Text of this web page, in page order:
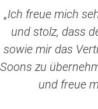
„Ich freue mich
und stolz, dass
sowie mir das
Soons zu
und freue